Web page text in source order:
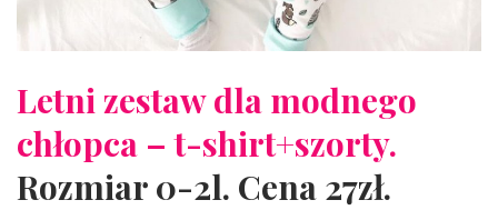
Letni zestaw dla modnego
chłopca – t-shirt+szorty.
Rozmiar 0-2l. Cena 27zł.